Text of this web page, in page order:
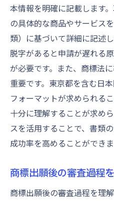
本情報を明確に記載します
の具体的な商品やサービス
類）に基づいて詳細に記述
脱字があると申請が遅れる
が必要です。また、商標法
重要です。東京都を含む日
フォーマットが求められる
十分に理解することが求め
スを活用することで、書類
成功率を高めることができま
商標出願後の審査過程
商標出願後の審査過程を理